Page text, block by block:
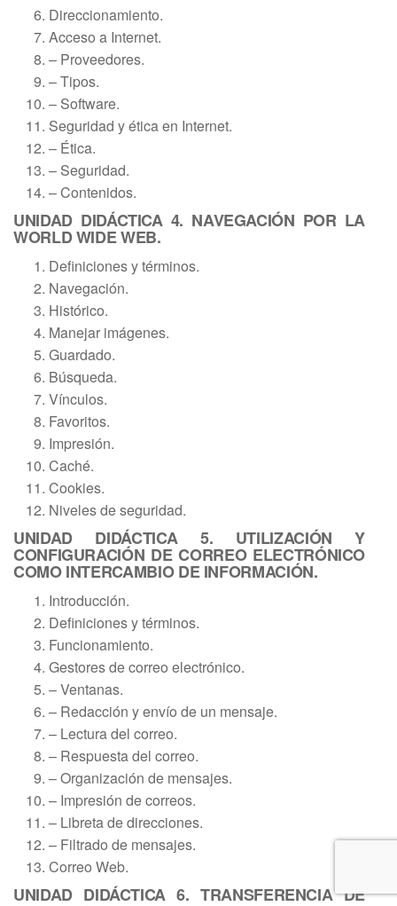
Direccionamiento.
Acceso a Internet.
– Proveedores.
– Tipos.
– Software.
Seguridad y ética en Internet.
– Ética.
– Seguridad.
– Contenidos.
UNIDAD DIDÁCTICA 4. NAVEGACIÓN POR LA
WORLD WIDE WEB.
Definiciones y términos.
Navegación.
Histórico.
Manejar imágenes.
Guardado.
Búsqueda.
Vínculos.
Favoritos.
Impresión.
Caché.
Cookies.
Niveles de seguridad.
UNIDAD DIDÁCTICA 5. UTILIZACIÓN Y
CONFIGURACIÓN DE CORREO ELECTRÓNICO
COMO INTERCAMBIO DE INFORMACIÓN.
Introducción.
Definiciones y términos.
Funcionamiento.
Gestores de correo electrónico.
– Ventanas.
– Redacción y envío de un mensaje.
– Lectura del correo.
– Respuesta del correo.
– Organización de mensajes.
– Impresión de correos.
– Libreta de direcciones.
– Filtrado de mensajes.
Correo Web.
UNIDAD DIDÁCTICA 6. TRANSFERENCIA DE